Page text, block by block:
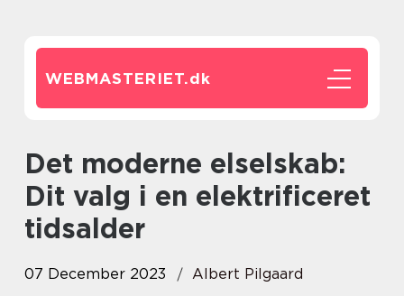
WEBMASTERIET.dk
Det moderne elselskab:
Dit valg i en elektrificeret
tidsalder
07 December 2023
Albert Pilgaard